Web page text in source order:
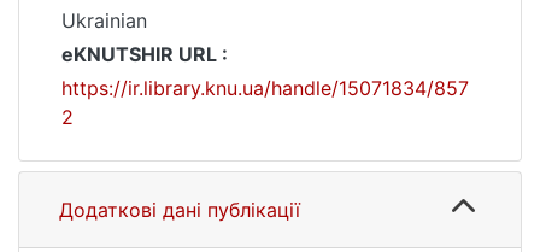
Ukrainian
eKNUTSHIR URL :
https://ir.library.knu.ua/handle/15071834/857
2
Додаткові дані публікації